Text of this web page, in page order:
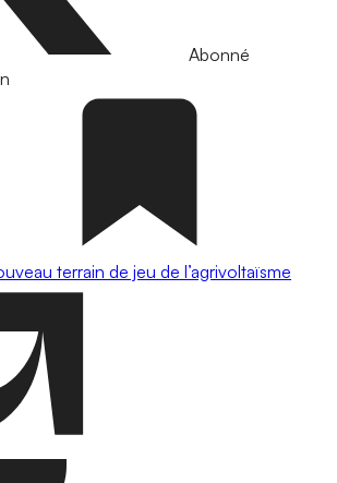
Abonné
terrain de jeu de l’agrivoltaïsme